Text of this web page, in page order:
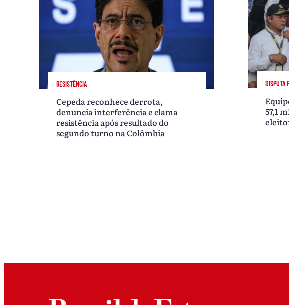
RESISTÊNCIA
Cepeda reconhece derrota,
denuncia interferência e clama
resistência após resultado do
segundo turno na Colômbia
DISPUTA
57,1